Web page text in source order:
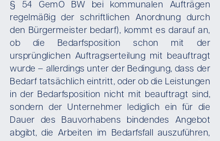
§ 54 GemO BW bei kommunalen Aufträgen
regelmäßig der schriftlichen Anordnung durch
den Bürgermeister bedarf), kommt es darauf an,
ob die Bedarfsposition schon mit der
ursprünglichen Auftragserteilung mit beauftragt
wurde – allerdings unter der Bedingung, dass der
Bedarf tatsächlich eintritt, oder ob die Leistungen
in der Bedarfsposition nicht mit beauftragt sind,
sondern der Unternehmer lediglich ein für die
Dauer des Bauvorhabens bindendes Angebot
abgibt, die Arbeiten im Bedarfsfall auszuführen,